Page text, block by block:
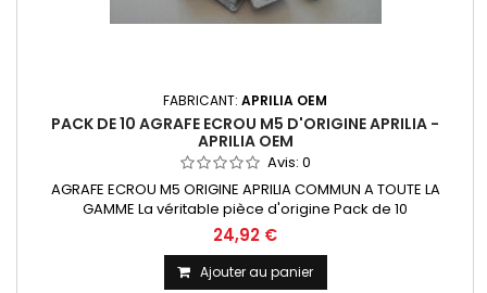
FABRICANT: APRILIA OEM
PACK DE 10 AGRAFE ECROU M5 D'ORIGINE APRILIA -
APRILIA OEM
Avis: 0
AGRAFE ECROU M5 ORIGINE APRILIA COMMUN A TOUTE LA
GAMME La véritable pièce d'origine Pack de 10
24,92 €
Ajouter au panier